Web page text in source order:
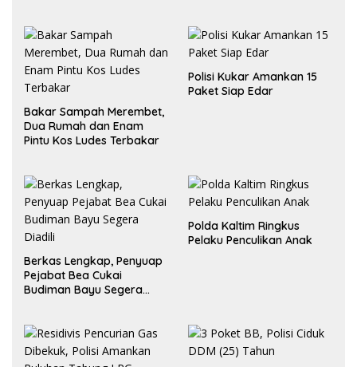
Bakar Sampah Merembet,
Dua Rumah dan Enam
Pintu Kos Ludes Terbakar
Polisi Kukar Amankan 15
Paket Siap Edar
Berkas Lengkap, Penyuap
Pejabat Bea Cukai
Budiman Bayu Segera
Polda Kaltim Ringkus
Pelaku Penculikan Anak